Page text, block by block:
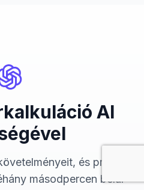
AI
és projekt
másodpercen belül -